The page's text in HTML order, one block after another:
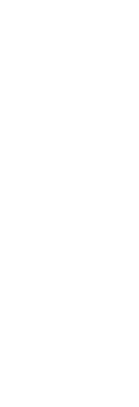
favoritos